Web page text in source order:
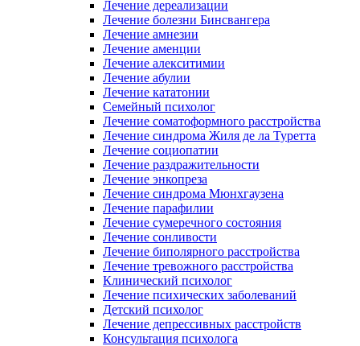
Лечение дереализации
Лечение болезни Бинсвангера
Лечение амнезии
Лечение аменции
Лечение алекситимии
Лечение абулии
Лечение кататонии
Семейный психолог
Лечение соматоформного расстройства
Лечение синдрома Жиля де ла Туретта
Лечение социопатии
Лечение раздражительности
Лечение энкопреза
Лечение синдрома Мюнхгаузена
Лечение парафилии
Лечение сумеречного состояния
Лечение сонливости
Лечение биполярного расстройства
Лечение тревожного расстройства
Клинический психолог
Лечение психических заболеваний
Детский психолог
Лечение депрессивных расстройств
Консультация психолога